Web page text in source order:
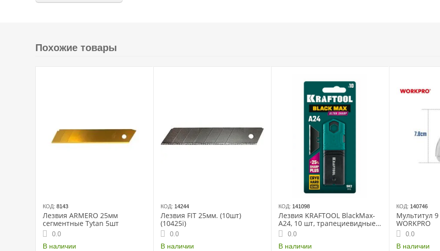
Похожие товары
КОД: 8143
Лезвия ARMERO 25мм
сегментные Tytan 5шт
0.0
В наличии
КОД: 14244
Лезвия FIT 25мм. (10шт)
(10425i)
0.0
В наличии
КОД: 141098
Лезвия KRAFTOOL BlackMax-
A24, 10 шт, трапециевидные
(09624-S10)
0.0
В наличии
КОД: 140746
Мультитул 9 в 1, для рыбалки
WORKPRO
0.0
В наличии